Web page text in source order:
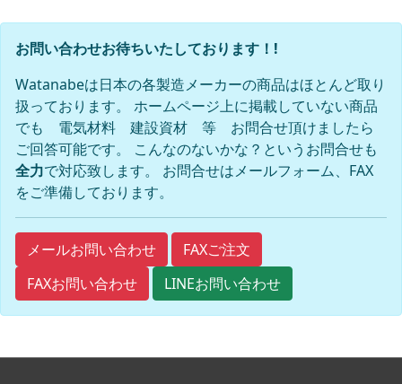
お問い合わせお待ちいたしております！!
Watanabeは日本の各製造メーカーの商品はほとんど取り
扱っております。 ホームページ上に掲載していない商品
でも 電気材料 建設資材 等 お問合せ頂けましたら
ご回答可能です。 こんなのないかな？というお問合せも
全力で対応致します。 お問合せはメールフォーム、FAX
をご準備しております。
メールお問い合わせ
FAXご注文
FAXお問い合わせ
LINEお問い合わせ